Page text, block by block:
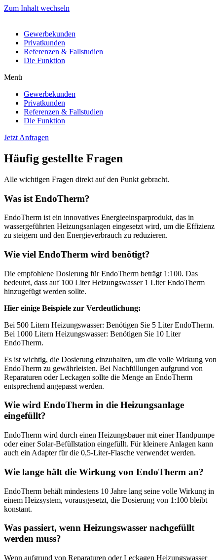
Zum Inhalt wechseln
Gewerbekunden
Privatkunden
Referenzen & Fallstudien
Die Funktion
Menü
Gewerbekunden
Privatkunden
Referenzen & Fallstudien
Die Funktion
Jetzt Anfragen
Häufig gestellte Fragen
Alle wichtigen Fragen direkt auf den Punkt gebracht.
Was ist EndoTherm?
EndoTherm ist ein innovatives Energieeinsparprodukt, das in
wassergeführten Heizungsanlagen eingesetzt wird, um die Effizienz
zu steigern und den Energieverbrauch zu reduzieren.
Wie viel EndoTherm wird benötigt?
Die empfohlene Dosierung für EndoTherm beträgt 1:100. Das
bedeutet, dass auf 100 Liter Heizungswasser 1 Liter EndoTherm
hinzugefügt werden sollte.
Hier einige Beispiele zur Verdeutlichung:
Bei 500 Litern Heizungswasser: Benötigen Sie 5 Liter EndoTherm.
Bei 1000 Litern Heizungswasser: Benötigen Sie 10 Liter
EndoTherm.
Es ist wichtig, die Dosierung einzuhalten, um die volle Wirkung von
EndoTherm zu gewährleisten. Bei Nachfüllungen aufgrund von
Reparaturen oder Leckagen sollte die Menge an EndoTherm
entsprechend angepasst werden.
Wie wird EndoTherm in die Heizungsanlage
eingefüllt?
EndoTherm wird durch einen Heizungsbauer mit einer Handpumpe
oder einer Solar-Befüllstation eingefüllt. Für kleinere Anlagen kann
auch ein Adapter für die 0,5-Liter-Flasche verwendet werden.
Wie lange hält die Wirkung von EndoTherm an?
EndoTherm behält mindestens 10 Jahre lang seine volle Wirkung in
einem Heizsystem, vorausgesetzt, die Dosierung von 1:100 bleibt
konstant.
Was passiert, wenn Heizungswasser nachgefüllt
werden muss?
Wenn aufgrund von Reparaturen oder Leckagen Heizungswasser